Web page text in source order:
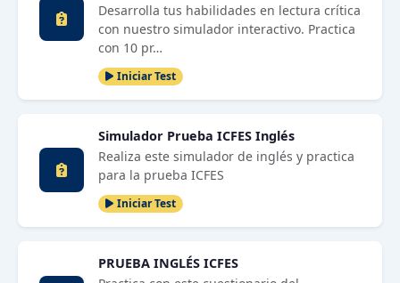
Desarrolla tus habilidades en lectura crítica
con nuestro simulador interactivo. Practica
con 10 pr…
Iniciar Test
Simulador Prueba ICFES Inglés
Realiza este simulador de inglés y practica
para la prueba ICFES
Iniciar Test
PRUEBA INGLÉS ICFES